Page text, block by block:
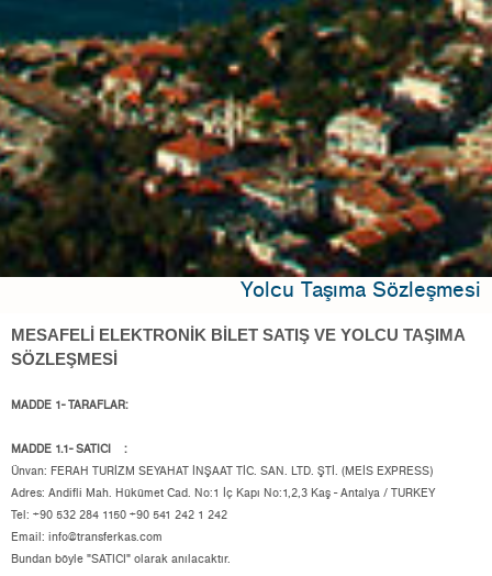
Yolcu Taşıma Sözleşmesi
MESAFELİ ELEKTRONİK BİLET SATIŞ VE YOLCU TAŞIMA
SÖZLEŞMESİ
MADDE 1- TARAFLAR:
MADDE 1.1- SATICI :
Ünvan: FERAH TURİZM SEYAHAT İNŞAAT TİC. SAN. LTD. ŞTİ. (MEİS EXPRESS)
Adres: Andifli Mah. Hükümet Cad. No:1 İç Kapı No:1,2,3 Kaş - Antalya / TURKEY
Tel: +90 532 284 1150 +90 541 242 1 242
Email: info@transferkas.com
Bundan böyle "SATICI" olarak anılacaktır.